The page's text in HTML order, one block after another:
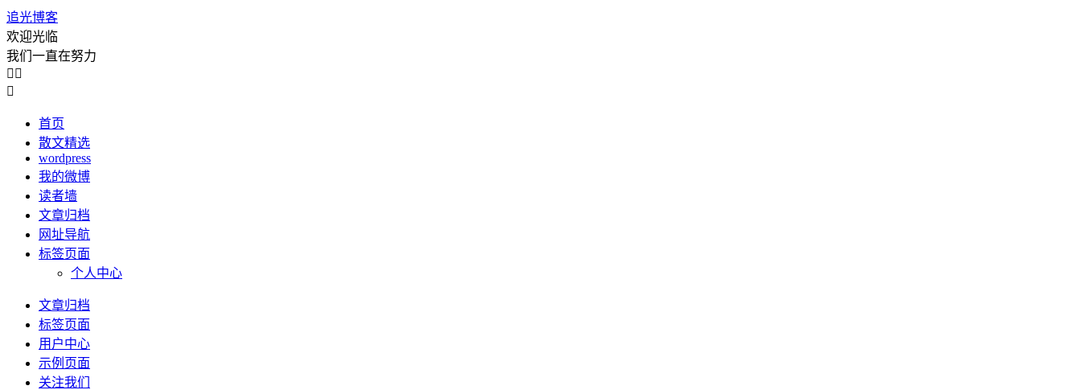
追光博客
欢迎光临
我们一直在努力
 

首页
散文精选
wordpress
我的微博
读者墙
文章归档
网址导航
标签页面
个人中心
文章归档
标签页面
用户中心
示例页面
关注我们